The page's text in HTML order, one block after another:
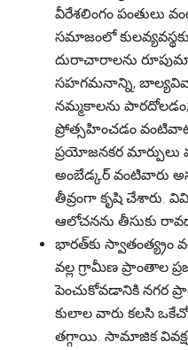
వీరేశలింగం పంతులు
సమాజంలో
దురాచారాలను
సహగమనాన్ని,
నమ్మకాలను
ప్రోత్సహించడం
ప్రయోజనకర
అంబేడ్కర్ వంటివారు
తీవ్రంగా కృషి చేశారు.
ఆలోచనను తీసుకు
భారత్‌కు స్వాతంత్య్రం
వల్ల గ్రామీణ ప్రాంతాల
పెంచుకోవడానికి నగర
కులాల వారు కలసి
తగ్గాయి. సామాజిక